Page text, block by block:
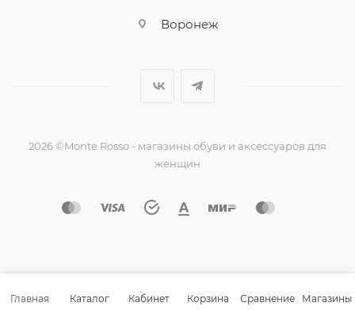
Воронеж
2026 ©Monte Rosso - магазины обуви и аксессуаров для
женщин
Главная Каталог Кабинет Корзина Сравнение Магазины